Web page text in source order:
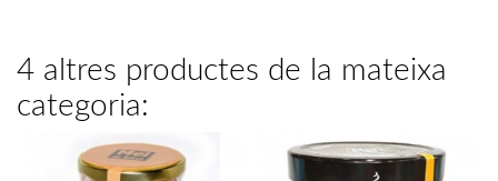
4 altres productes de la mateixa
categoria: